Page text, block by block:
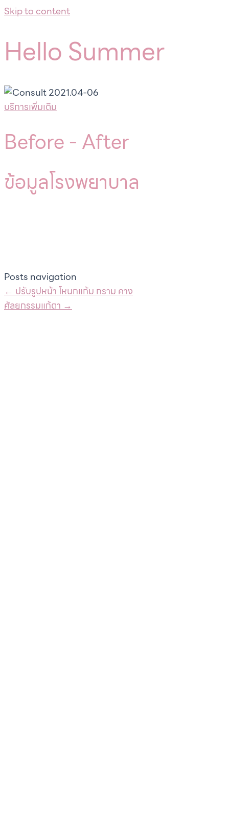
Skip to content
Hello Summer
บริการเพิ่มเติม
Before - After
ข้อมูลโรงพยาบาล
Posts navigation
← ปรับรูปหน้า โหนกแก้ม กราม คาง
ศัลยกรรมแก้ตา →